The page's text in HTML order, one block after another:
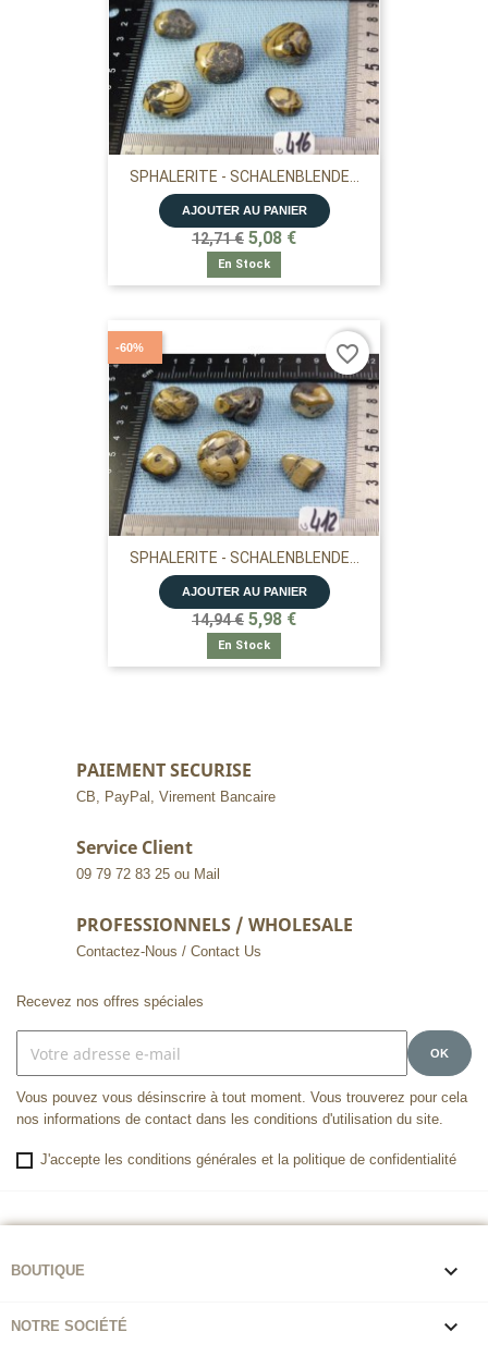
SPHALERITE - SCHALENBLENDE...
AJOUTER AU PANIER
12,71 € 5,08 €
En Stock
SPHALERITE - SCHALENBLENDE...
AJOUTER AU PANIER
14,94 € 5,98 €
En Stock
-60% favorite_border
PAIEMENT SECURISE
CB, PayPal, Virement Bancaire
Service Client
09 79 72 83 25 ou Mail
PROFESSIONNELS / WHOLESALE
Contactez-Nous / Contact Us
Recevez nos offres spéciales
Vous pouvez vous désinscrire à tout moment. Vous trouverez pour cela
nos informations de contact dans les conditions d'utilisation du site.
J'accepte les conditions générales et la politique de confidentialité
BOUTIQUE 
NOTRE SOCIÉTÉ 